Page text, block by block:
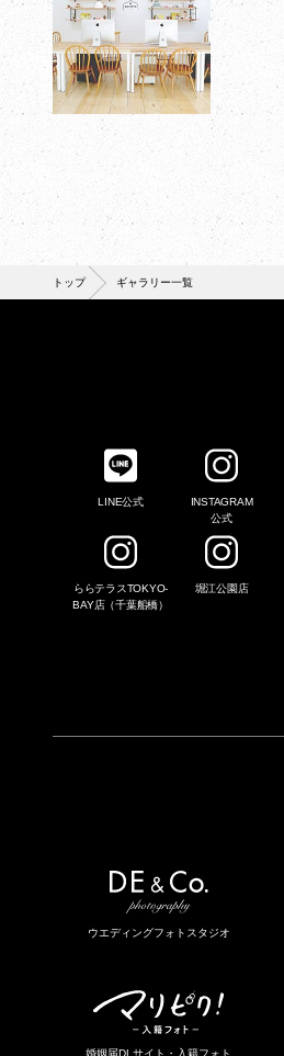
トップ ギャラリー一覧
LINE公式
INSTAGRAM
公式
ららテラスTOKYO-
BAY店（千葉船橋）
堀江公園店
ウエディングフォトスタジオ
婚姻届DLサイト・入籍フォト